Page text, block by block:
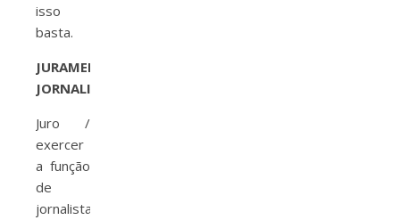
isso
basta.
JURAMENTO
JORNALISMO
Juro /
exercer
a função
de
jornalista